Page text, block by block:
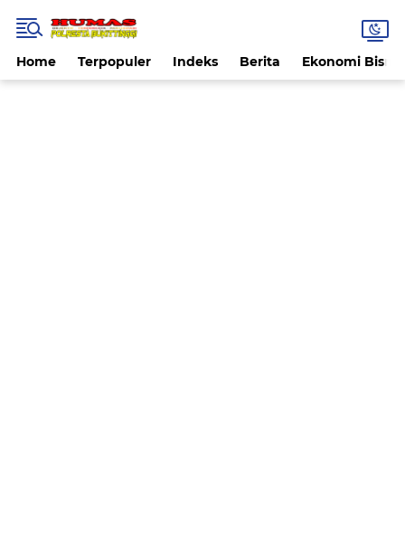
Home Terpopuler Indeks Berita Ekonomi Bisnis